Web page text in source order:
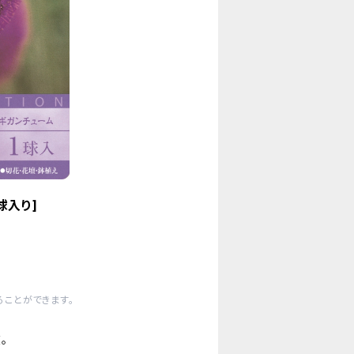
入り]
とができます。